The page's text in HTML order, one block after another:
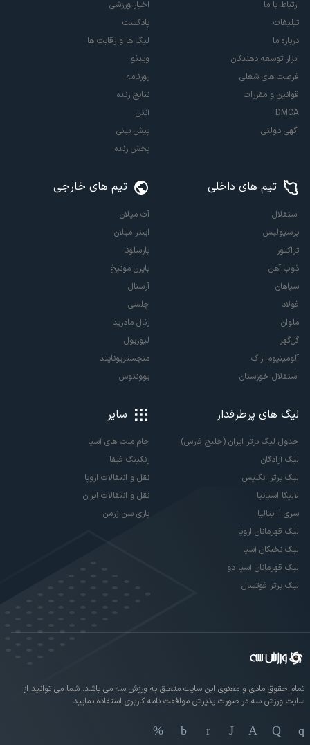
ارتباط با ما
تبلیغات
درباره ما
ابزار توسعه دهندگان
فرصت های شغلی
قوانین و مقررات
DMCA
آگهی دولتی
اخبار ورزشی
پادکست
لیگ ها و رقابت ها
ویدئو
روزنامه
نتایج زنده
آنتن
پیش بینی
پخش زنده
تیم های داخلی
استقلال
پرسپولیس
تراکتور
ذوب آهن
سپاهان
فولاد
ملوان
گل‌گهر
آلومینیوم اراک
استقلال خوزستان
تیم های خارجی
آث میلان
اینتر میلان
بارسلونا
بایرن مونیخ
آرسنال
چلسی
رئال مادرید
لیورپول
منچستریونایتد
یوونتوس
لیگ های پرطرفدار
جدول لیگ برتر ایران (خلیج فارس)
لیگ آزادگان
لیگ برتر انگلیس
لالیگا اسپانیا
سری آ ایتالیا
لیگ قهرمانان اروپا
لیگ نخبگان آسیا
لیگ قهرمانان آسیا دو
لیگ برتر فوتسال
سایر
جام ملت های آسیا
رنکینگ فیفا
نقل و انتقالات اروپا
نقل و انتقالات ایران
پاری سن ژرمن
تمام حقوق مادی و معنوی این سایت متعلق به ورزش سه می باشد. شما می توانید از
سایت ورزش سه در صورت پذیرش موافقت نامه کاربری استفاده نمایید.